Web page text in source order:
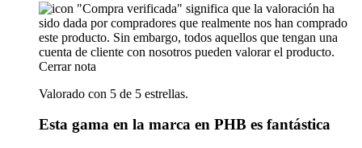
"Compra verificada" significa que la valoración ha
sido dada por compradores que realmente nos han comprado
este producto. Sin embargo, todos aquellos que tengan una
cuenta de cliente con nosotros pueden valorar el producto.
Cerrar nota
Valorado con 5 de 5 estrellas.
Esta gama en la marca en PHB es fantástica